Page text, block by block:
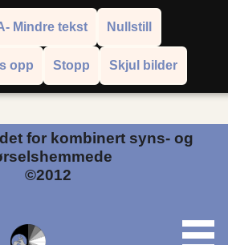
Mindre tekst Nullstill
opp Stopp Skjul bilder
for kombinert syns- og
©2012
by Translate